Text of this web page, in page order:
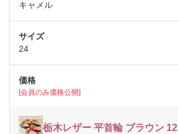
キャメル
24
[会員のみ価格公開]
栃木レザー 平首輪 ブラウン 12